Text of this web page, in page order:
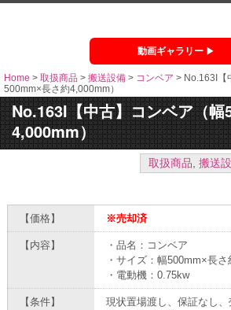
動画ギャラリー
Home > 取扱商品 > 搬送設備 > コンベア > No.163I【
500mm×長さ約4,000mm）
No.163I【中古】コンベア（
4,000mm）
取扱商品, 搬送
【価格】 ※売却済
【内容】
・品名：コンベア
・サイズ：幅500mm×長
・電動機：0.75kw
【条件】
現状置場渡し、保証なし